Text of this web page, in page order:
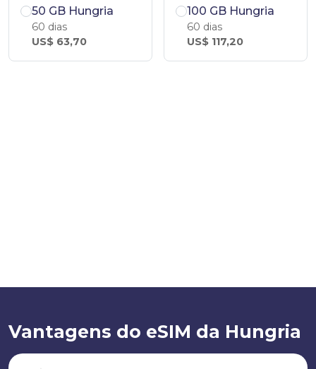
50 GB Hungria
60 dias
US$ 63,70
100 GB Hungria
60 dias
US$ 117,20
Vantagens do eSIM da Hungria